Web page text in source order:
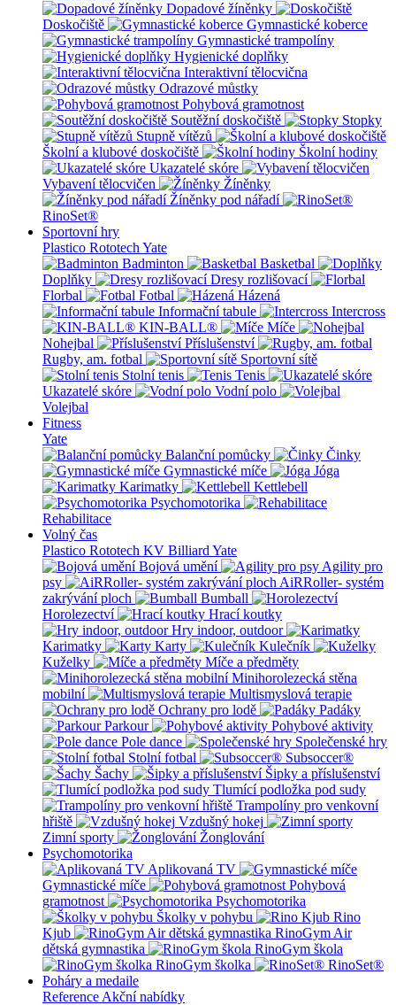
Dopadové žíněnky
Doskočiště
Gymnastické koberce
Gymnastické trampolíny
Hygienické doplňky
Interaktivní tělocvična
Odrazové můstky
Pohybová gramotnost
Soutěžní doskočiště
Stopky
Stupně vítězů
Školní a klubové doskočiště
Školní hodiny
Ukazatelé skóre
Vybavení tělocvičen
Žíněnky
Žíněnky pod nářadí
RinoSet®
Sportovní hry
Plastico Rototech Yate
Badminton
Basketbal
Doplňky
Dresy rozlišovací
Florbal
Fotbal
Házená
Informační tabule
Intercross
KIN-BALL®
Míče
Nohejbal
Příslušenství
Rugby, am. fotbal
Sportovní sítě
Stolní tenis
Tenis
Ukazatelé skóre
Vodní polo
Volejbal
Fitness
Yate
Balanční pomůcky
Činky
Gymnastické míče
Jóga
Karimatky
Kettlebell
Psychomotorika
Rehabilitace
Volný čas
Plastico Rototech KV Billiard Yate
Bojová umění
Agility pro
psy
AiRRoller- systém
zakrývání ploch
Bumball
Horolezectví
Hrací koutky
Hry indoor, outdoor
Karimatky
Karty
Kulečník
Kuželky
Míče a předměty
Minihorolezecká stěna
mobilní
Multismyslová terapie
Ochrany pro lodě
Padáky
Parkour
Pohybové aktivity
Pole dance
Společenské hry
Stolní fotbal
Subsoccer®
Šachy
Šipky a příslušenství
Tlumící podložka pod sudy
Trampolíny pro venkovní
hřiště
Vzdušný hokej
Zimní sporty
Žonglování
Psychomotorika
Aplikovaná TV
Gymnastické míče
Pohybová
gramotnost
Psychomotorika
Školky v pohybu
Rino
Kjub
RinoGym Air
dětská gymnastika
RinoGym škola
RinoGym školka
RinoSet®
Poháry a medaile
Reference Akční nabídky